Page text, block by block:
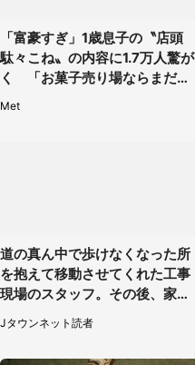
「富豪すぎ」1歳息子の〝店頭
駄々こね〟の内容に1.7万人驚が
く 「お菓子売り場ならまだし
も...」「ハードル高い」
Met
道の真ん中で歩けなくなった所
を抱えて移動させてくれた工事
現場のスタッフ。その後、家ま
で私を送ると（大阪府・40代女
性）
Jタウンネット読者